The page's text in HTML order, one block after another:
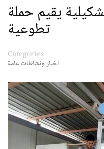
يقيم حملة
تطوعية
Categories
اخبار ونشاطات عامة